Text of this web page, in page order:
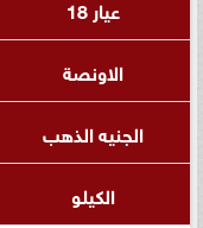
عيار 18
الاونصة
الجنيه الذهب
الكيلو